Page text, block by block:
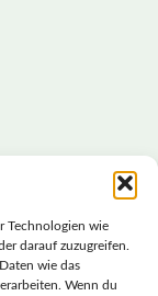
Technologien wie
darauf zuzugreifen.
wie das
Wenn du
*